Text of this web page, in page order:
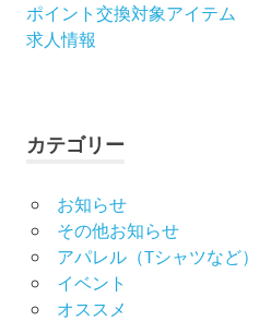
ポイント交換対象アイテム
求人情報
カテゴリー
お知らせ
その他お知らせ
アパレル（Tシャツなど）
イベント
オススメ